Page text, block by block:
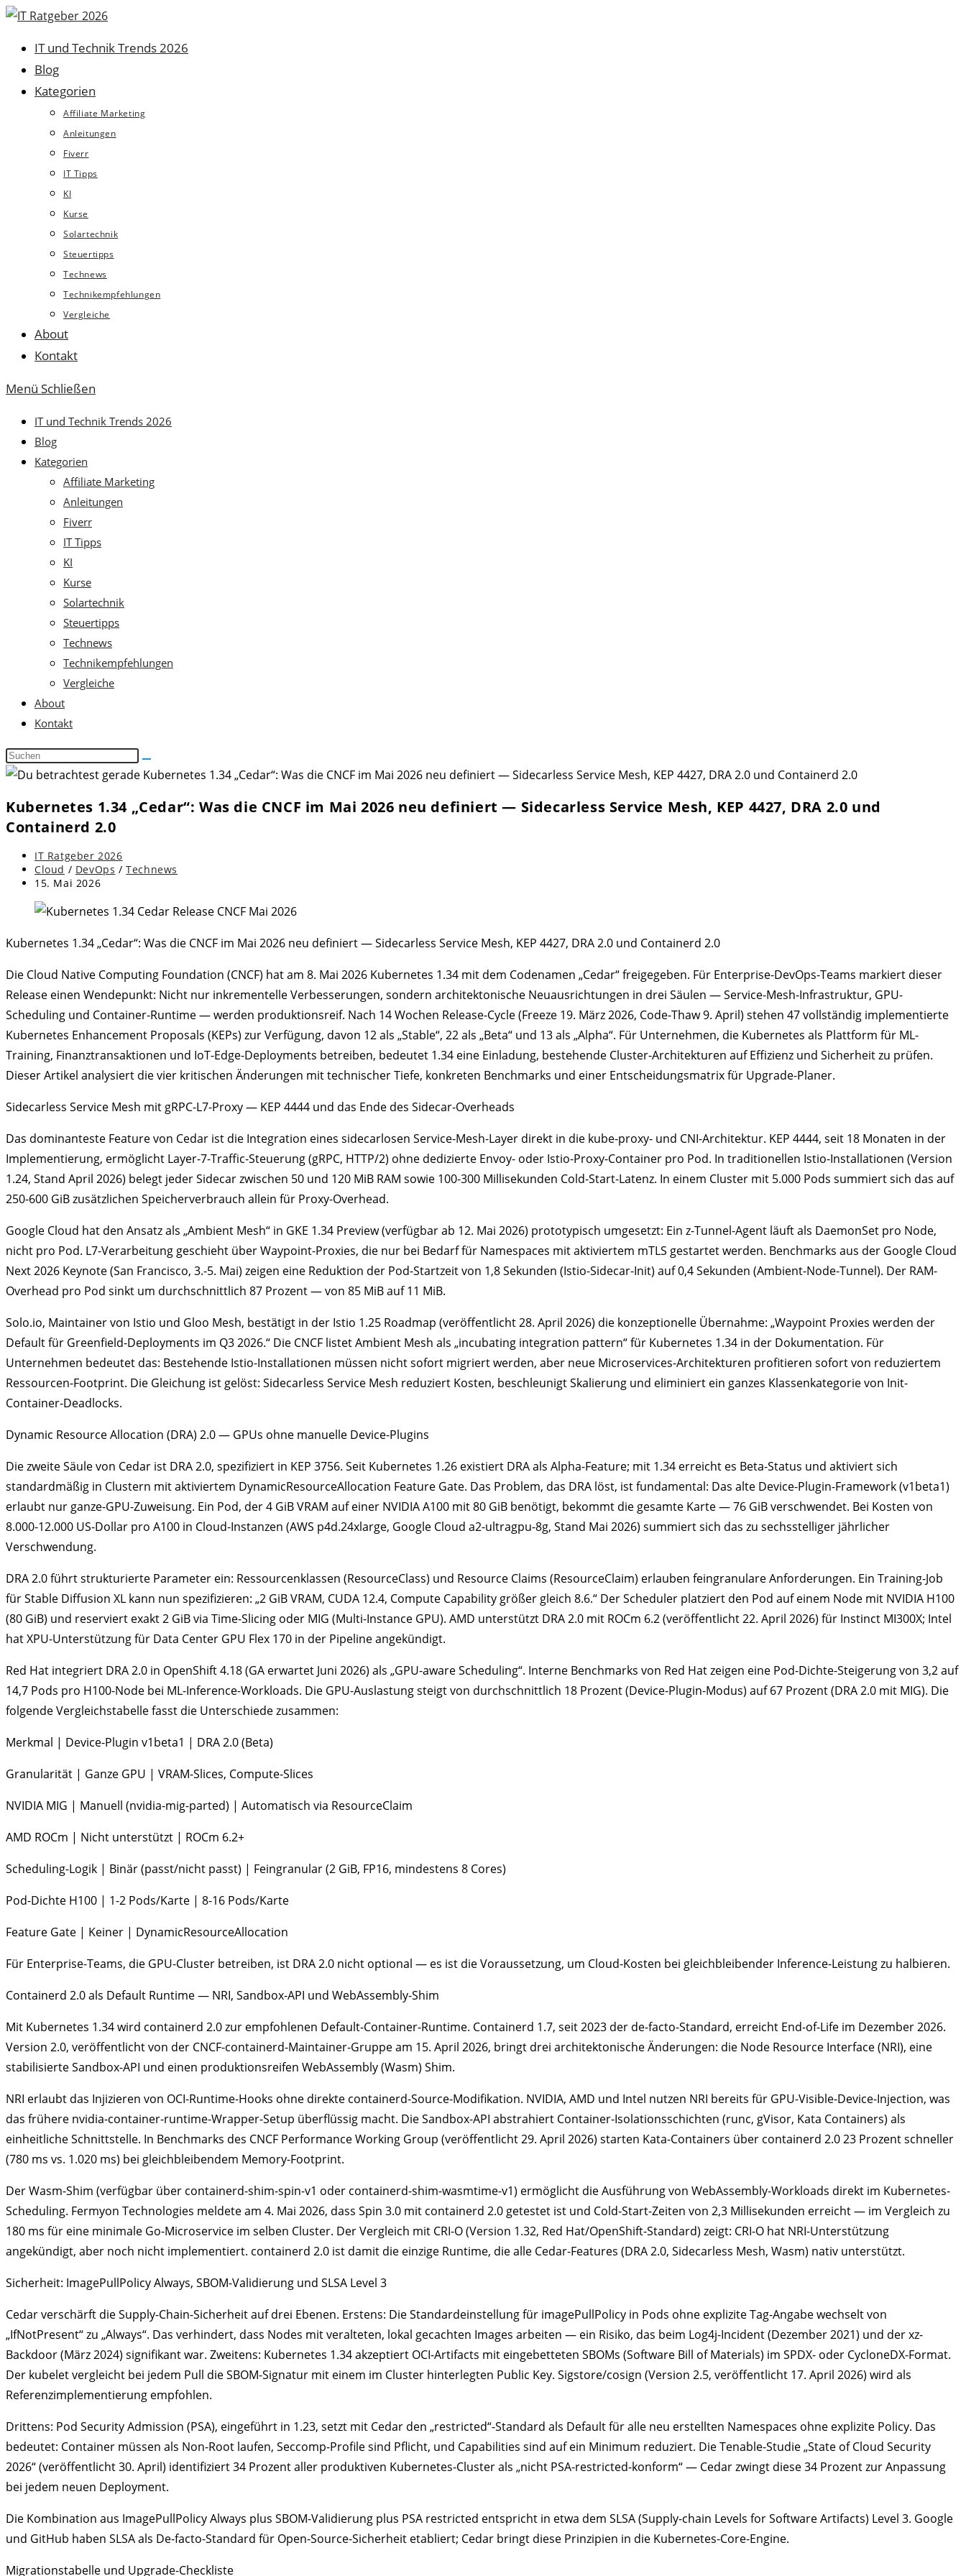
Zum
springenIT und Technik Trends 2026
Blog
Kategorien
Affiliate Marketing
Anleitungen
Fiverr
IT Tipps
KI
Kurse
Solartechnik
Steuertipps
Technews
Technikempfehlungen
Vergleiche
About
Kontakt
Menü Schließen
IT und Technik Trends 2026
Blog
Kategorien
Affiliate Marketing
Anleitungen
Fiverr
IT Tipps
KI
Kurse
Solartechnik
Steuertipps
Technews
Technikempfehlungen
Vergleiche
About
Kontakt
Diese
Website
Kubernetes 1.34 „Cedar“: Was die CNCF im Mai 2026 neu definiert — Sidecarless Service Mesh, KEP 4427, DRA 2.0 und
Containerd 2.0
Beitrags-
Autor:
IT Ratgeber 2026
Beitrags-
Kategorie:
Cloud / DevOps / Technews
Beitrag
geändert
15. Mai 2026
Kubernetes 1.34 „Cedar“: Was die CNCF im Mai 2026 neu definiert — Sidecarless Service Mesh, KEP 4427, DRA 2.0 und Containerd 2.0
Die Cloud Native Computing Foundation (CNCF) hat am 8. Mai 2026 Kubernetes 1.34 mit dem Codenamen „Cedar“ freigegeben. Für Enterprise-DevOps-Teams markiert dieser
Release einen Wendepunkt: Nicht nur inkrementelle Verbesserungen, sondern architektonische Neuausrichtungen in drei Säulen — Service-Mesh-Infrastruktur, GPU-
Scheduling und Container-Runtime — werden produktionsreif. Nach 14 Wochen Release-Cycle (Freeze 19. März 2026, Code-Thaw 9. April) stehen 47 vollständig implementierte
Kubernetes Enhancement Proposals (KEPs) zur Verfügung, davon 12 als „Stable“, 22 als „Beta“ und 13 als „Alpha“. Für Unternehmen, die Kubernetes als Plattform für ML-
Training, Finanztransaktionen und IoT-Edge-Deployments betreiben, bedeutet 1.34 eine Einladung, bestehende Cluster-Architekturen auf Effizienz und Sicherheit zu prüfen.
Dieser Artikel analysiert die vier kritischen Änderungen mit technischer Tiefe, konkreten Benchmarks und einer Entscheidungsmatrix für Upgrade-Planer.
Sidecarless Service Mesh mit gRPC-L7-Proxy — KEP 4444 und das Ende des Sidecar-Overheads
Das dominanteste Feature von Cedar ist die Integration eines sidecarlosen Service-Mesh-Layer direkt in die kube-proxy- und CNI-Architektur. KEP 4444, seit 18 Monaten in der
Implementierung, ermöglicht Layer-7-Traffic-Steuerung (gRPC, HTTP/2) ohne dedizierte Envoy- oder Istio-Proxy-Container pro Pod. In traditionellen Istio-Installationen (Version
1.24, Stand April 2026) belegt jeder Sidecar zwischen 50 und 120 MiB RAM sowie 100-300 Millisekunden Cold-Start-Latenz. In einem Cluster mit 5.000 Pods summiert sich das auf
250-600 GiB zusätzlichen Speicherverbrauch allein für Proxy-Overhead.
Google Cloud hat den Ansatz als „Ambient Mesh“ in GKE 1.34 Preview (verfügbar ab 12. Mai 2026) prototypisch umgesetzt: Ein z-Tunnel-Agent läuft als DaemonSet pro Node,
nicht pro Pod. L7-Verarbeitung geschieht über Waypoint-Proxies, die nur bei Bedarf für Namespaces mit aktiviertem mTLS gestartet werden. Benchmarks aus der Google Cloud
Next 2026 Keynote (San Francisco, 3.-5. Mai) zeigen eine Reduktion der Pod-Startzeit von 1,8 Sekunden (Istio-Sidecar-Init) auf 0,4 Sekunden (Ambient-Node-Tunnel). Der RAM-
Overhead pro Pod sinkt um durchschnittlich 87 Prozent — von 85 MiB auf 11 MiB.
Solo.io, Maintainer von Istio und Gloo Mesh, bestätigt in der Istio 1.25 Roadmap (veröffentlicht 28. April 2026) die konzeptionelle Übernahme: „Waypoint Proxies werden der
Default für Greenfield-Deployments im Q3 2026.“ Die CNCF listet Ambient Mesh als „incubating integration pattern“ für Kubernetes 1.34 in der Dokumentation. Für
Unternehmen bedeutet das: Bestehende Istio-Installationen müssen nicht sofort migriert werden, aber neue Microservices-Architekturen profitieren sofort von reduziertem
Ressourcen-Footprint. Die Gleichung ist gelöst: Sidecarless Service Mesh reduziert Kosten, beschleunigt Skalierung und eliminiert ein ganzes Klassenkategorie von Init-
Container-Deadlocks.
Dynamic Resource Allocation (DRA) 2.0 — GPUs ohne manuelle Device-Plugins
Die zweite Säule von Cedar ist DRA 2.0, spezifiziert in KEP 3756. Seit Kubernetes 1.26 existiert DRA als Alpha-Feature; mit 1.34 erreicht es Beta-Status und aktiviert sich
standardmäßig in Clustern mit aktiviertem DynamicResourceAllocation Feature Gate. Das Problem, das DRA löst, ist fundamental: Das alte Device-Plugin-Framework (v1beta1)
erlaubt nur ganze-GPU-Zuweisung. Ein Pod, der 4 GiB VRAM auf einer NVIDIA A100 mit 80 GiB benötigt, bekommt die gesamte Karte — 76 GiB verschwendet. Bei Kosten von
8.000-12.000 US-Dollar pro A100 in Cloud-Instanzen (AWS p4d.24xlarge, Google Cloud a2-ultragpu-8g, Stand Mai 2026) summiert sich das zu sechsstelliger jährlicher
Verschwendung.
DRA 2.0 führt strukturierte Parameter ein: Ressourcenklassen (ResourceClass) und Resource Claims (ResourceClaim) erlauben feingranulare Anforderungen. Ein Training-Job
für Stable Diffusion XL kann nun spezifizieren: „2 GiB VRAM, CUDA 12.4, Compute Capability größer gleich 8.6.“ Der Scheduler platziert den Pod auf einem Node mit NVIDIA H100
(80 GiB) und reserviert exakt 2 GiB via Time-Slicing oder MIG (Multi-Instance GPU). AMD unterstützt DRA 2.0 mit ROCm 6.2 (veröffentlicht 22. April 2026) für Instinct MI300X; Intel
hat XPU-Unterstützung für Data Center GPU Flex 170 in der Pipeline angekündigt.
Red Hat integriert DRA 2.0 in OpenShift 4.18 (GA erwartet Juni 2026) als „GPU-aware Scheduling“. Interne Benchmarks von Red Hat zeigen eine Pod-Dichte-Steigerung von 3,2 auf
14,7 Pods pro H100-Node bei ML-Inference-Workloads. Die GPU-Auslastung steigt von durchschnittlich 18 Prozent (Device-Plugin-Modus) auf 67 Prozent (DRA 2.0 mit MIG). Die
folgende Vergleichstabelle fasst die Unterschiede zusammen:
Merkmal | Device-Plugin v1beta1 | DRA 2.0 (Beta)
Granularität | Ganze GPU | VRAM-Slices, Compute-Slices
NVIDIA MIG | Manuell (nvidia-mig-parted) | Automatisch via ResourceClaim
AMD ROCm | Nicht unterstützt | ROCm 6.2+
Scheduling-Logik | Binär (passt/nicht passt) | Feingranular (2 GiB, FP16, mindestens 8 Cores)
Pod-Dichte H100 | 1-2 Pods/Karte | 8-16 Pods/Karte
Feature Gate | Keiner | DynamicResourceAllocation
Für Enterprise-Teams, die GPU-Cluster betreiben, ist DRA 2.0 nicht optional — es ist die Voraussetzung, um Cloud-Kosten bei gleichbleibender Inference-Leistung zu halbieren.
Containerd 2.0 als Default Runtime — NRI, Sandbox-API und WebAssembly-Shim
Mit Kubernetes 1.34 wird containerd 2.0 zur empfohlenen Default-Container-Runtime. Containerd 1.7, seit 2023 der de-facto-Standard, erreicht End-of-Life im Dezember 2026.
Version 2.0, veröffentlicht von der CNCF-containerd-Maintainer-Gruppe am 15. April 2026, bringt drei architektonische Änderungen: die Node Resource Interface (NRI), eine
stabilisierte Sandbox-API und einen produktionsreifen WebAssembly (Wasm) Shim.
NRI erlaubt das Injizieren von OCI-Runtime-Hooks ohne direkte containerd-Source-Modifikation. NVIDIA, AMD und Intel nutzen NRI bereits für GPU-Visible-Device-Injection, was
das frühere nvidia-container-runtime-Wrapper-Setup überflüssig macht. Die Sandbox-API abstrahiert Container-Isolationsschichten (runc, gVisor, Kata Containers) als
einheitliche Schnittstelle. In Benchmarks des CNCF Performance Working Group (veröffentlicht 29. April 2026) starten Kata-Containers über containerd 2.0 23 Prozent schneller
(780 ms vs. 1.020 ms) bei gleichbleibendem Memory-Footprint.
Der Wasm-Shim (verfügbar über containerd-shim-spin-v1 oder containerd-shim-wasmtime-v1) ermöglicht die Ausführung von WebAssembly-Workloads direkt im Kubernetes-
Scheduling. Fermyon Technologies meldete am 4. Mai 2026, dass Spin 3.0 mit containerd 2.0 getestet ist und Cold-Start-Zeiten von 2,3 Millisekunden erreicht — im Vergleich zu
180 ms für eine minimale Go-Microservice im selben Cluster. Der Vergleich mit CRI-O (Version 1.32, Red Hat/OpenShift-Standard) zeigt: CRI-O hat NRI-Unterstützung
angekündigt, aber noch nicht implementiert. containerd 2.0 ist damit die einzige Runtime, die alle Cedar-Features (DRA 2.0, Sidecarless Mesh, Wasm) nativ unterstützt.
Sicherheit: ImagePullPolicy Always, SBOM-Validierung und SLSA Level 3
Cedar verschärft die Supply-Chain-Sicherheit auf drei Ebenen. Erstens: Die Standardeinstellung für imagePullPolicy in Pods ohne explizite Tag-Angabe wechselt von
„IfNotPresent“ zu „Always“. Das verhindert, dass Nodes mit veralteten, lokal gecachten Images arbeiten — ein Risiko, das beim Log4j-Incident (Dezember 2021) und der xz-
Backdoor (März 2024) signifikant war. Zweitens: Kubernetes 1.34 akzeptiert OCI-Artifacts mit eingebetteten SBOMs (Software Bill of Materials) im SPDX- oder CycloneDX-Format.
Der kubelet vergleicht bei jedem Pull die SBOM-Signatur mit einem im Cluster hinterlegten Public Key. Sigstore/cosign (Version 2.5, veröffentlicht 17. April 2026) wird als
Referenzimplementierung empfohlen.
Drittens: Pod Security Admission (PSA), eingeführt in 1.23, setzt mit Cedar den „restricted“-Standard als Default für alle neu erstellten Namespaces ohne explizite Policy. Das
bedeutet: Container müssen als Non-Root laufen, Seccomp-Profile sind Pflicht, und Capabilities sind auf ein Minimum reduziert. Die Tenable-Studie „State of Cloud Security
2026“ (veröffentlicht 30. April) identifiziert 34 Prozent aller produktiven Kubernetes-Cluster als „nicht PSA-restricted-konform“ — Cedar zwingt diese 34 Prozent zur Anpassung
bei jedem neuen Deployment.
Die Kombination aus ImagePullPolicy Always plus SBOM-Validierung plus PSA restricted entspricht in etwa dem SLSA (Supply-chain Levels for Software Artifacts) Level 3. Google
und GitHub haben SLSA als De-facto-Standard für Open-Source-Sicherheit etabliert; Cedar bringt diese Prinzipien in die Kubernetes-Core-Engine.
Migrationstabelle und Upgrade-Checkliste